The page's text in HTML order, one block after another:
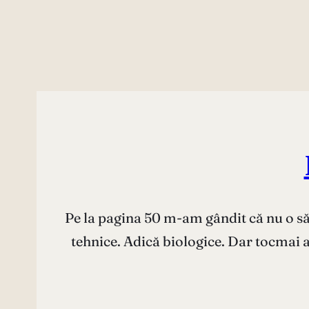
Pe la pagina 50 m-am gândit că nu o
tehnice. Adică biologice. Dar tocmai